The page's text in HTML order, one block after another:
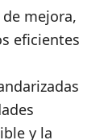
mejora,
eficientes
y la